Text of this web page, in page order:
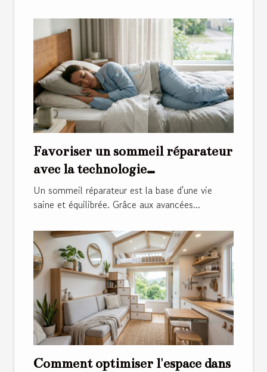
Favoriser un sommeil réparateur
avec la technologie
thermorégulatrice
Un sommeil réparateur est la base d'une vie
saine et équilibrée. Grâce aux avancées...
Comment optimiser l'espace dans